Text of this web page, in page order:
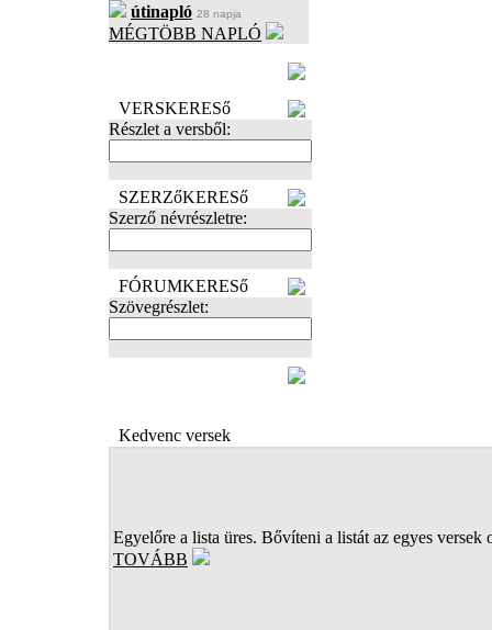
útinapló 28 napja
MÉGTÖBB NAPLÓ
VERSKERESő
Részlet a versből:
SZERZőKERESő
Szerző névrészletre:
FÓRUMKERESő
Szövegrészlet:
Kedvenc versek
Egyelőre a lista üres. Bővíteni a listát az egyes versek
TOVÁBB